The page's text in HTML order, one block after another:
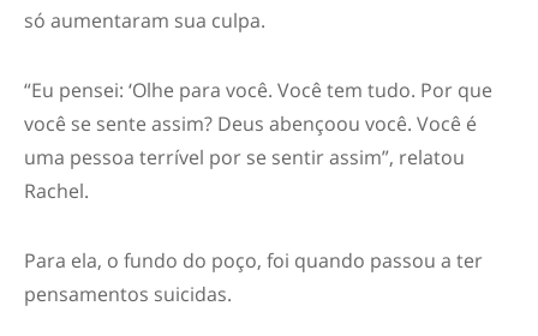
só aumentaram sua culpa.
“Eu pensei: ‘Olhe para você. Você tem tudo. Por que
você se sente assim? Deus abençoou você. Você é
uma pessoa terrível por se sentir assim”, relatou
Rachel.
Para ela, o fundo do poço, foi quando passou a ter
pensamentos suicidas.